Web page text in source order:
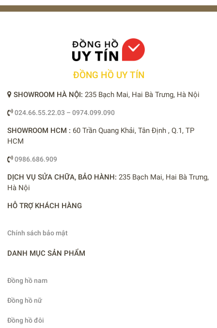
ĐỒNG HỒ UY TÍN
SHOWROOM HÀ NỘI: 235 Bạch Mai, Hai Bà Trưng, Hà Nội
024.66.55.22.03 – 0974.099.090
SHOWROOM HCM : 60 Trần Quang Khải, Tân Định , Q.1, TP
HCM
0986.686.909
DỊCH VỤ SỬA CHỮA, BẢO HÀNH: 235 Bạch Mai, Hai Bà Trưng,
Hà Nội
HỖ TRỢ KHÁCH HÀNG
Chính sách bảo mật
DANH MỤC SẢN PHẨM
Đồng hồ nam
Đồng hồ nữ
Đồng hồ đôi